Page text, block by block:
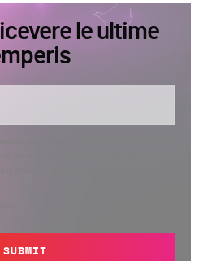
le ultime
may send you information regarding its
process your personal information in
SUBMIT